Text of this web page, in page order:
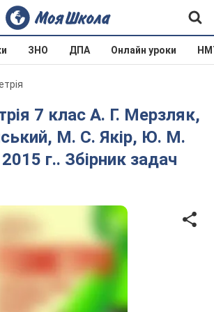
ЗНО ДПА Онлайн уроки
7 клас А. Г. Мерзляк,
М. С. Якір, Ю. М.
г.. Збірник задач